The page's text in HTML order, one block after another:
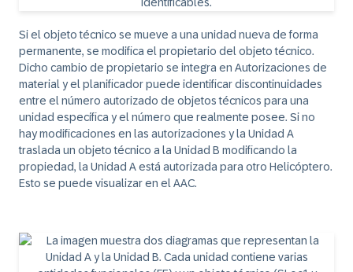
Si el objeto técnico se mueve a una unidad nueva de forma
permanente, se modifica el propietario del objeto técnico.
Dicho cambio de propietario se integra en Autorizaciones de
material y el planificador puede identificar discontinuidades
entre el número autorizado de objetos técnicos para una
unidad específica y el número que realmente posee. Si no
hay modificaciones en las autorizaciones y la Unidad A
traslada un objeto técnico a la Unidad B modificando la
propiedad, la Unidad A está autorizada para otro Helicóptero.
Esto se puede visualizar en el AAC.